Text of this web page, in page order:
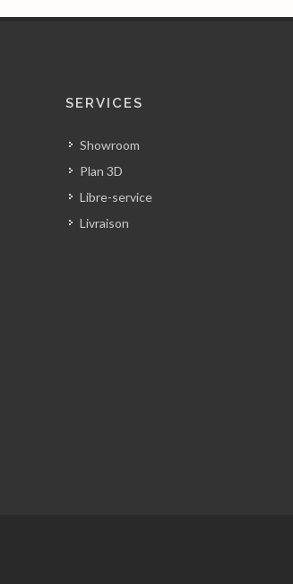
SERVICES
Showroom
Plan 3D
Libre-service
Livraison